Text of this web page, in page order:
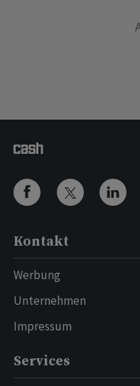
Kontakt
Werbung
Unternehmen
Impressum
Services